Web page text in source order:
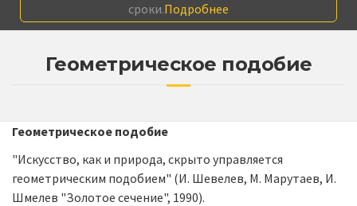
сроки.Подробнее
Геометрическое подобие
Геометрическое подобие
"Искусство, как и природа, скрыто управляется
геометрическим подобием" (И. Шевелев, М. Марутаев, И.
Шмелев "Золотое сечение", 1990).